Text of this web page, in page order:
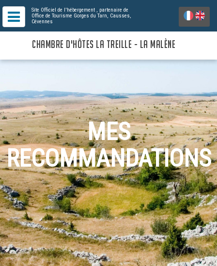
Site Officiel de l'hébergement , partenaire de
Office de Tourisme Gorges du Tarn, Causses,
Cévennes
CHAMBRE D'HÔTES LA TREILLE - LA MALÈNE
MES
RECOMMANDATIONS